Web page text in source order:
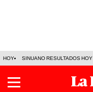
HOY SINUANO RESULTADOS HOY